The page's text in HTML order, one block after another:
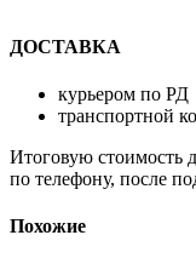
ДОСТАВКА
курьером по РД
транспортной
Итоговую стоимость
по телефону, после
Похожие